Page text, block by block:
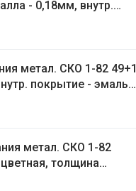
- 0,18мм, внутр.
метал. СКО 1-82 49+1
покрытие - эмаль
метал. СКО 1-82
толщина
- эмаль